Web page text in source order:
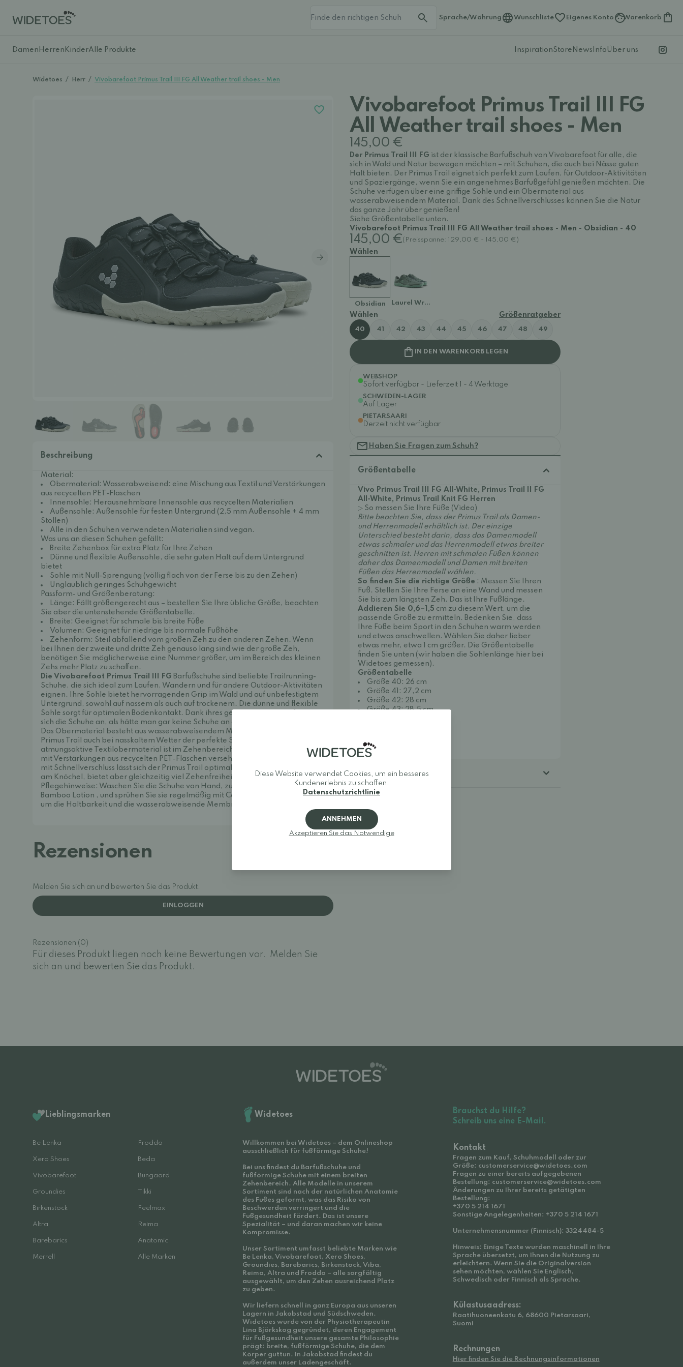
Sprache/Währung Wunschliste Eigenes Konto Warenkorb
Damen Herren KinderAlle Produkte InspirationStore News Info Über uns
Widetoes / Herr / Vivobarefoot Primus Trail III FG All Weather trail shoes - Men
Beschreibung
Material:
Obermaterial: Wasserabweisend: eine Mischung aus Textil und Verstärkungen
aus recycelten PET-Flaschen
Innensohle: Herausnehmbare Innensohle aus recycelten Materialien
Außensohle: Außensohle für festen Untergrund (2,5 mm Außensohle + 4 mm
Stollen)
Alle in den Schuhen verwendeten Materialien sind vegan.
Was uns an diesen Schuhen gefällt:
Breite Zehenbox für extra Platz für Ihre Zehen
Dünne und flexible Außensohle, die sehr guten Halt auf dem Untergrund
bietet
Sohle mit Null-Sprengung (völlig flach von der Ferse bis zu den Zehen)
Unglaublich geringes Schuhgewicht
Passform- und Größenberatung:
Länge: Fällt größengerecht aus – bestellen Sie Ihre übliche Größe, beachten
Sie aber die untenstehende Größentabelle.
Breite: Geeignet für schmale bis breite Füße
Volumen: Geeignet für niedrige bis normale Fußhöhe
Zehenform: Steil abfallend vom großen Zeh zu den anderen Zehen. Wenn
bei Ihnen der zweite und dritte Zeh genauso lang sind wie der große Zeh,
benötigen Sie möglicherweise eine Nummer größer, um im Bereich des kleinen
Zehs mehr Platz zu schaffen.
Die Vivobarefoot Primus Trail III FG Barfußschuhe sind beliebte Trailrunning-
Schuhe, die sich ideal zum Laufen, Wandern und für andere Outdoor-Aktivitäten
eignen. Ihre Sohle bietet hervorragenden Grip im Wald und auf unbefestigtem
Untergrund, sowohl auf nassem als auch auf trockenem. Die dünne und flexible
Sohle sorgt für optimalen Bodenkontakt. Dank ihres geringen Gewichts fühlen
sich die Schuhe an, als hätte man gar keine Schuhe an den Füßen!
Das Obermaterial besteht aus wasserabweisendem Material, wodurch der
Primus Trail auch bei nasskaltem Wetter der perfekte Schuh ist. Das weiche,
atmungsaktive Textilobermaterial ist im Zehenbereich sowie innen und außen
mit Verstärkungen aus recycelten PET-Flaschen versehen. Dank der Schnürung
mit Schnellverschluss lässt sich der Primus Trail optimal anpassen – er sitzt fest
am Knöchel, bietet aber gleichzeitig viel Zehenfreiheit.
Pflegehinweise: Waschen Sie die Schuhe von Hand, zum Beispiel mit
Colloni
Bamboo Lotion , und sprühen Sie sie regelmäßig mit Collonil Protect & Careein,
um die Haltbarkeit und die wasserabweisende Membran zu verlängern.
Rezensionen
Melden Sie sich an und bewerten Sie das Produkt.
EINLOGGEN
Rezensionen (0)
Für dieses Produkt liegen noch keine Bewertungen vor.
Melden Sie
sich an und bewerten Sie das Produkt.
Vivobarefoot Primus Trail III FG
All Weather trail shoes - Men
145,00 €
Der Primus Trail III FG ist der klassische Barfußschuh von Vivobarefoot für alle, die
sich in Wald und Natur bewegen möchten – mit Schuhen, die auch bei Nässe guten
Halt bieten. Der Primus Trail eignet sich perfekt zum Laufen, für Outdoor-Aktivitäten
und Spaziergänge, wenn Sie ein angenehmes Barfußgefühl genießen möchten. Die
Schuhe verfügen über eine griffige Sohle und ein Obermaterial aus
wasserabweisendem Material. Dank des Schnellverschlusses können Sie die Natur
das ganze Jahr über genießen!
Siehe Größentabelle unten.
Vivobarefoot Primus Trail III FG All Weather trail shoes - Men - Obsidian - 40
145,00 €(Preisspanne: 129,00 € - 145,00 €)
Wählen
Obsidian Laurel Wreath
Wählen Größenratgeber
40 41 42 43 44 45 46 47 48 49
IN DEN WARENKORB LEGEN
WEBSHOP
Sofort verfügbar - Lieferzeit 1 - 4 Werktage
SCHWEDEN-LAGER
Auf Lager
PIETARSAARI
Derzeit nicht verfügbar
Haben Sie Fragen zum Schuh?
Größentabelle
Vivo Primus Trail III FG All-White, Primus Trail II FG
All-White, Primus Trail Knit FG Herren
▷ So messen Sie Ihre Füße (Video)
Bitte beachten Sie, dass der Primus Trail als Damen-
und Herrenmodell erhältlich ist. Der einzige
Unterschied besteht darin, dass das Damenmodell
etwas schmaler und das Herrenmodell etwas breiter
geschnitten ist. Herren mit schmalen Füßen können
daher das Damenmodell und Damen mit breiten
Füßen das Herrenmodell wählen.
So finden Sie die richtige Größe : Messen Sie Ihren
Fuß. Stellen Sie Ihre Ferse an eine Wand und messen
Sie bis zum längsten Zeh. Das ist Ihre Fußlänge.
Addieren Sie 0,6–1,5 cm zu diesem Wert, um die
passende Größe zu ermitteln. Bedenken Sie, dass
Ihre Füße beim Sport in den Schuhen warm werden
und etwas anschwellen. Wählen Sie daher lieber
etwas mehr, etwa 1 cm größer. Die Größentabelle
finden Sie unten (wir haben die Sohlenlänge hier bei
Widetoes gemessen).
Größentabelle
Größe 40: 26 cm
Größe 41: 27,2 cm
Größe 42: 28 cm
Größe 43: 28,5 cm
Größe 47: 31 cm
Bestellhinweise
Lieblingsmarken
Be Lenka Froddo
Xero Shoes Beda
Vivobarefoot Bungaard
Groundies Tikki
Birkenstock Feelmax
Altra Reima
Barebarics Anatomic
Merrell Alle Marken
Widetoes
Willkommen bei Widetoes – dem Onlineshop
ausschließlich für fußförmige Schuhe!
Bei uns findest du Barfußschuhe und
fußförmige Schuhe mit einem breiten
Zehenbereich. Alle Modelle in unserem
Sortiment sind nach der natürlichen Anatomie
des Fußes geformt, was das Risiko von
Beschwerden verringert und die
Fußgesundheit fördert. Das ist unsere
Spezialität – und daran machen wir keine
Kompromisse.
Unser Sortiment umfasst beliebte Marken wie
Be Lenka, Vivobarefoot, Xero Shoes,
Groundies, Barebarics, Birkenstock, Viba,
Reima, Altra und Froddo – alle sorgfältig
ausgewählt, um den Zehen ausreichend Platz
zu geben.
Wir liefern schnell in ganz Europa aus unseren
Lagern in Jakobstad und Südschweden.
Widetoes wurde von der Physiotherapeutin
Lina Björkskog gegründet, deren Engagement
für Fußgesundheit unsere gesamte Philosophie
prägt: breite, fußförmige Schuhe, die dem
Körper guttun. In Jakobstad findest du
außerdem unser Ladengeschäft.
Brauchst du Hilfe?
Schreib uns eine E-Mail.
Kontakt
Fragen zum Kauf, Schuhmodell oder zur
Größe: customerservice@widetoes.com
Fragen zu einer bereits aufgegebenen
Bestellung: customerservice@widetoes.com
Änderungen zu Ihrer bereits getätigten
Bestellung:
+370 5 214 1671
Sonstige Angelegenheiten: +370 5 214 1671
Unternehmensnummer (Finnisch): 3324484-5
Hinweis: Einige Texte wurden maschinell in Ihre
Sprache übersetzt, um Ihnen die Nutzung zu
erleichtern. Wenn Sie die Originalversion
sehen möchten, wählen Sie Englisch,
Schwedisch oder Finnisch als Sprache.
Külastusaadress:
Raatihuoneenkatu 6, 68600 Pietarsaari,
Suomi
Rechnungen
Hier finden Sie die Rechnungsinformationen
Diese Website verwendet Cookies, um ein besseres
Kundenerlebnis zu schaffen.
Datenschutzrichtlinie
ANNEHMEN
Akzeptieren Sie das Notwendige